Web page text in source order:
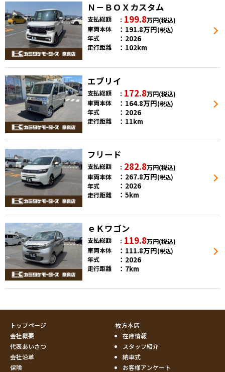
Ｎ－ＢＯＸカスタム
支払総額 199.8万円(税込)
車両本体
191.8万円(税込)
年式 2026
走行距離 102km
エブリイ
支払総額 172.8万円(税込)
車両本体
164.8万円(税込)
年式 2026
走行距離 11km
フリード
支払総額 282.8万円(税込)
車両本体
267.8万円(税込)
年式 2026
走行距離 5km
ｅＫワゴン
支払総額 119.8万円(税込)
車両本体
111.8万円(税込)
年式 2026
走行距離 7km
トップページ
会社概要
代表あいさつ
会社沿革
保険
枚方本店
在庫情報
スタッフ紹介
納車式
お客様アンケート